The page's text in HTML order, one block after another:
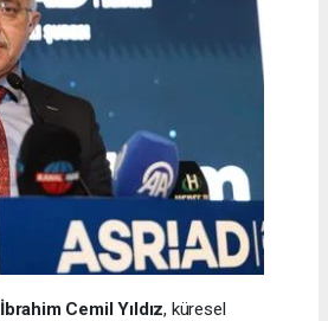
İbrahim Cemil Yıldız, küresel